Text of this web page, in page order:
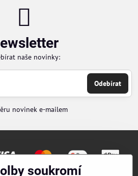
naše novinky:
Odebírat
novinek e-mailem
soukromí